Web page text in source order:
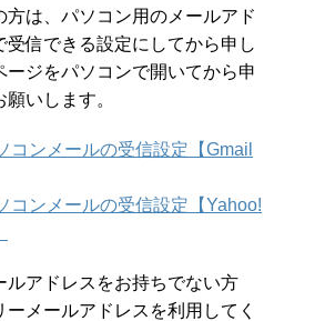
方は、パソコン用のメールアド
受信できる設定にしてから申し
ージをパソコンで開いてから申
いします。
コンメールの受信設定【Gmail
コンメールの受信設定【Yahoo!
ルアドレスをお持ちでない方
ーメールアドレスを利用してく